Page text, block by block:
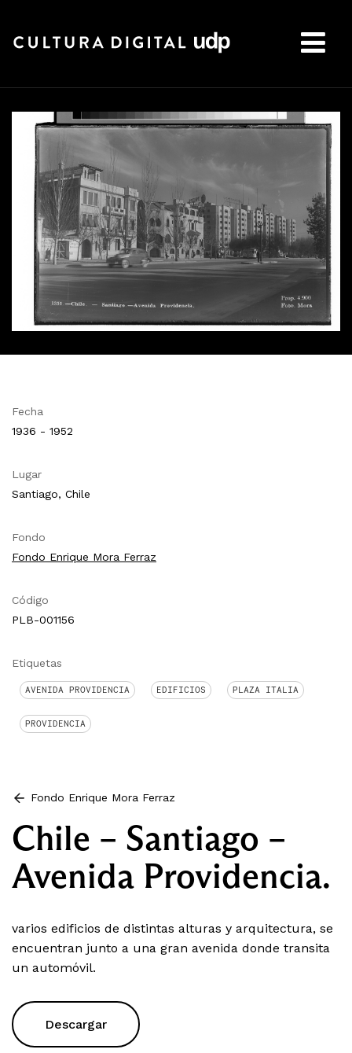
Fecha
1936 - 1952
Lugar
Santiago, Chile
Fondo
Fondo Enrique Mora Ferraz
Código
PLB-001156
Etiquetas
AVENIDA PROVIDENCIA EDIFICIOS PLAZA ITALIA
PROVIDENCIA
Fondo Enrique Mora Ferraz
Chile – Santiago –
Avenida Providencia.
varios edificios de distintas alturas y arquitectura, se
encuentran junto a una gran avenida donde transita
un automóvil.
Descargar